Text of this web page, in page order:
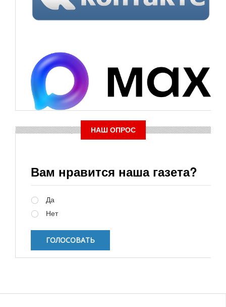
НАШ ОПРОС
Вам нравится наша газета?
Да
Нет